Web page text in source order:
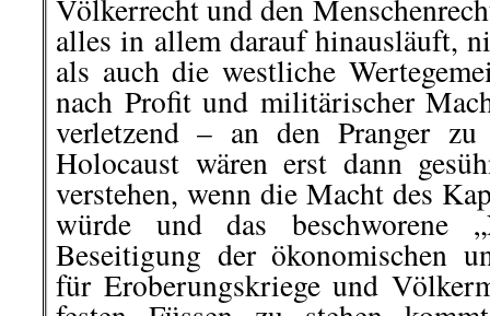
Völkerrecht und den
alles in allem darauf hinausläuft,
als auch die westliche
nach Profit und militärischer
verletzend – an den Pranger
Holocaust wären erst dann
verstehen, wenn die Macht des
würde und das beschworene
Beseitigung der ökonomischen
für Eroberungskriege und